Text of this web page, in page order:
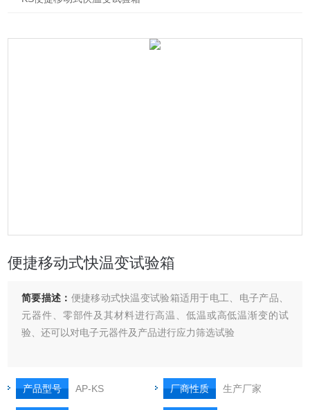
便捷移动式快温变试验箱
简要描述： 便捷移动式快温变试验箱适用于电工、电子产品、
元器件、零部件及其材料进行高温、低温或高低温渐变的试
验、还可以对电子元器件及产品进行应力筛选试验
产品型号 AP-KS 厂商性质 生产厂家